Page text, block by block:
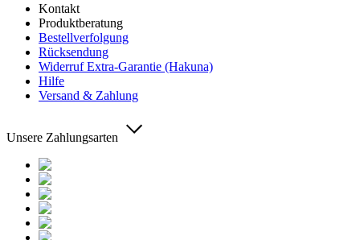
Kontakt
Produktberatung
Bestellverfolgung
Rücksendung
Widerruf Extra-Garantie (Hakuna)
Hilfe
Versand & Zahlung
Unsere Zahlungsarten